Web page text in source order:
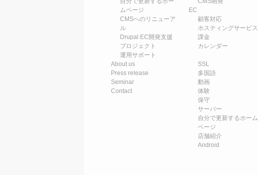
ムページ
CMSへのリニューア
ル
Drupal EC開発支援
プロジェクト
運用サポート
About us
Press release
Seminar
Contact
EC
顧客対応
ホスティングサービス
課金
カレンダー
SSL
多国語
動画
体験
保守
サーバー
自分で更新するホーム
ページ
店舗紹介
Android